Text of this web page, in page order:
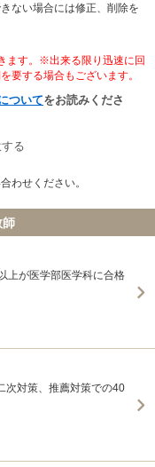
ない場合には修正、削除を
ます。※出来る限り迅速に回
要する場合もございます。
ついてをお読みくださ
る
わせください。
師
上が医学部医学科に合格
次対策、推薦対策での40